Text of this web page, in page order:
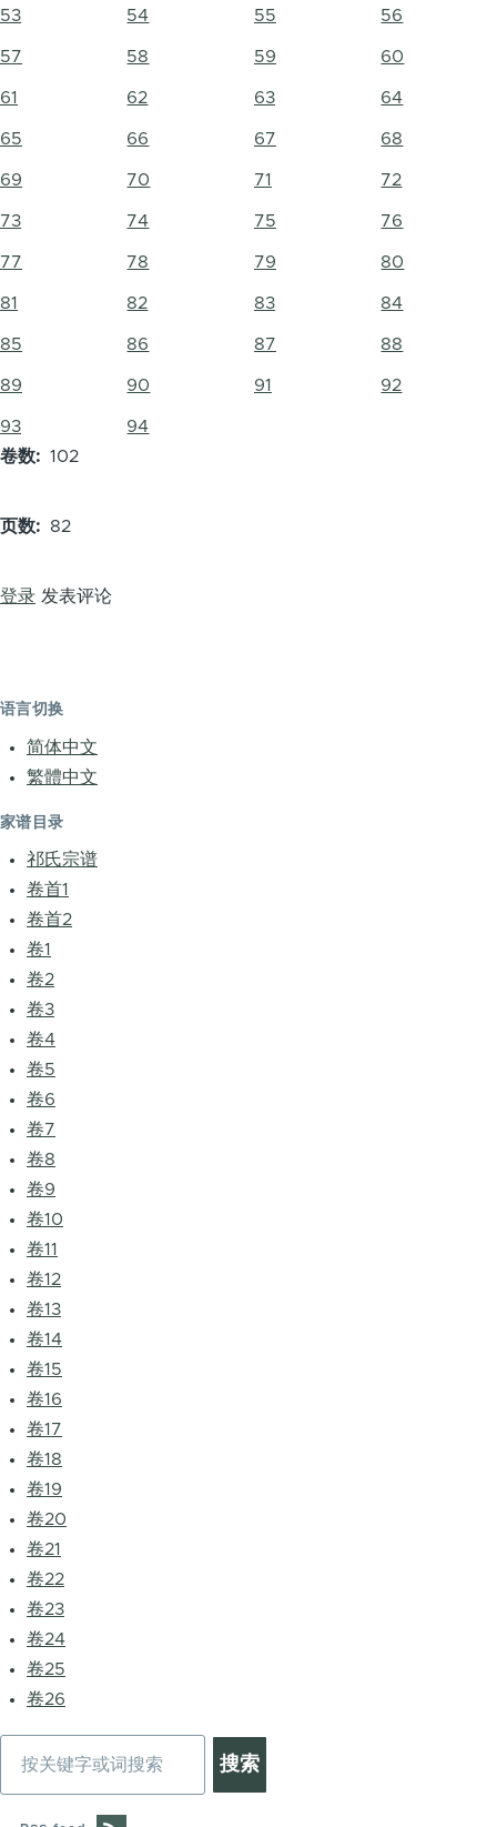
53 54 55 56
57 58 59 60
61 62 63 64
65 66 67 68
69 70 71 72
73 74 75 76
77 78 79 80
81 82 83 84
85 86 87 88
89 90 91 92
93
94
卷数
102
页数 82
登录 发表评论
语言切换
简体中文
繁體中文
家谱目录
祁氏宗谱
卷首1
卷首2
卷1
卷2
卷3
卷4
卷5
卷6
卷7
卷8
卷9
卷10
卷11
卷12
卷13
卷14
卷15
卷16
卷17
卷18
卷19
卷20
卷21
卷22
卷23
卷24
卷25
卷26